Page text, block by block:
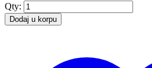
Qty: Geberit
dugme
za
Dodaj u korpu